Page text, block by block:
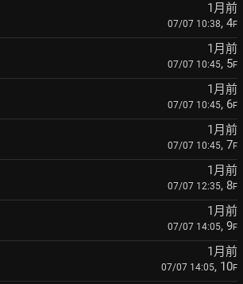
1月前
07/07 10:38, 4F
1月前
07/07 10:45, 5F
1月前
07/07 10:45, 6F
1月前
07/07 10:45, 7F
1月前
07/07 12:35, 8F
1月前
07/07 14:05, 9F
1月前
07/07 14:05, 10F